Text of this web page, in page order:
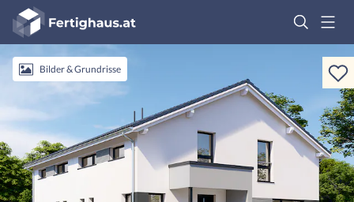
Fertighaus
Logo
AnmeldenBilder & Grundrisse